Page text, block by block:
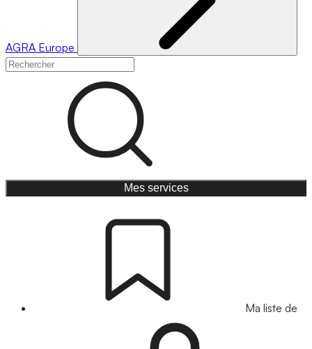
AGRA Europe
Mes services
Ma liste de